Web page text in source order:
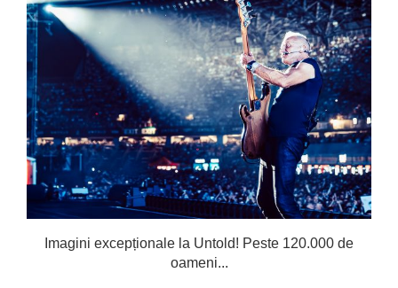
Imagini excepționale la Untold! Peste 120.000 de
oameni...